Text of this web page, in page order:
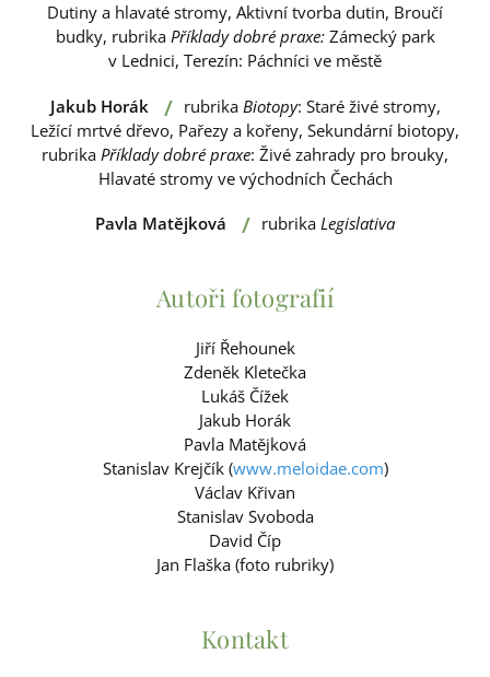
Dutiny a hlavaté stromy, Aktivní tvorba dutin, Broučí
budky, rubrika Příklady dobré praxe:Zámecký park
v Lednici, Terezín: Páchníci ve městě
Jakub Horák / rubrika Biotopy: Staré živé stromy,
Ležící mrtvé dřevo, Pařezy a kořeny, Sekundární biotopy,
rubrika Příklady dobré praxe: Živé zahrady pro brouky,
Hlavaté stromy ve východních Čechách
Pavla Matějková / rubrika Legislativa
Autoři fotografií
Jiří Řehounek
Zdeněk Kletečka
Lukáš Čížek
Jakub Horák
Pavla Matějková
Stanislav Krejčík (www.meloidae.com)
Václav Křivan
Stanislav Svoboda
David Číp
Jan Flaška (foto rubriky)
Kontakt